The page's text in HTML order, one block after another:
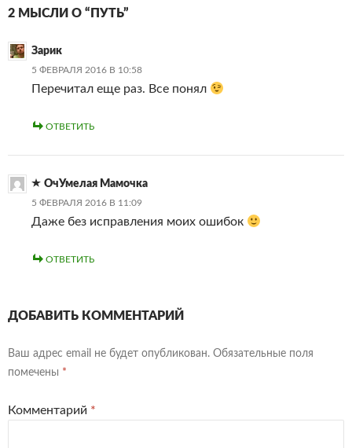
2 МЫСЛИ О “ПУТЬ”
Зарик
5 ФЕВРАЛЯ 2016 В 10:58
Перечитал еще раз. Все понял
ОТВЕТИТЬ
ОчУмелая Мамочка
5 ФЕВРАЛЯ 2016 В 11:09
Даже без исправления моих ошибок
ОТВЕТИТЬ
ДОБАВИТЬ КОММЕНТАРИЙ
Ваш адрес email не будет опубликован. Обязательные поля
помечены *
Комментарий *